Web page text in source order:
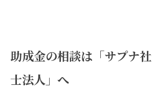
助成金の相談は「サプナ
士法人」へ